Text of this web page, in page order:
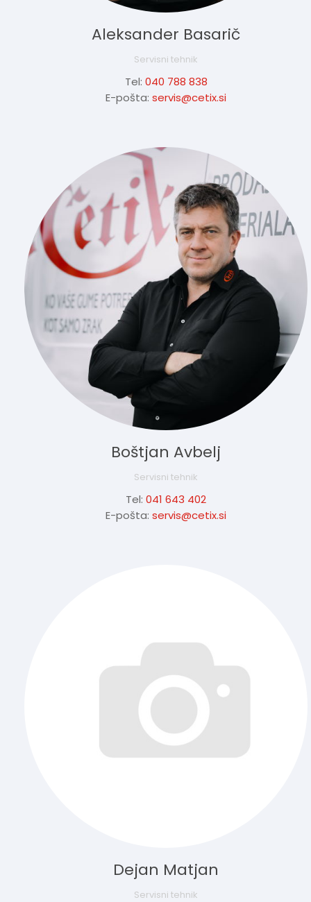
Aleksander Basarič
Servisni tehnik
Tel: 040 788 838
E-pošta: servis@cetix.si
Boštjan Avbelj
Servisni tehnik
Tel: 041 643 402
E-pošta: servis@cetix.si
Dejan Matjan
Servisni tehnik